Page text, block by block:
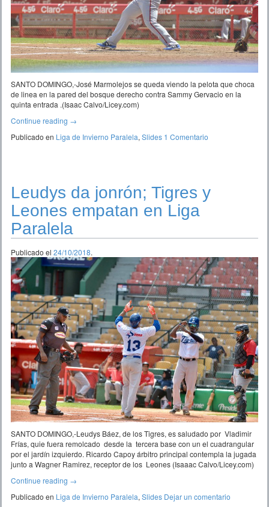
SANTO DOMINGO,-José Marmolejos se queda viendo la pelota que choca
de linea en la pared del bosque derecho contra Sammy Gervacio en la
quinta entrada .(Isaac Calvo/Licey.com)
Continue reading →
Publicado en Liga de Invierno Paralela, Slides 1 Comentario
Leudys da jonrón; Tigres y
Leones empatan en Liga
Paralela
Publicado el 24/10/2018.
SANTO DOMINGO,-Leudys Báez, de los Tigres, es saludado por Vladimir
Frías, quie fuera remolcado desde la tercera base con un el cuadrangular
por el jardín izquierdo. Ricardo Capoy árbitro principal contempla la jugada
junto a Wagner Ramirez, receptor de los Leones (Isaaac Calvo/Licey.com)
Continue reading →
Publicado en Liga de Invierno Paralela, Slides Dejar un comentario